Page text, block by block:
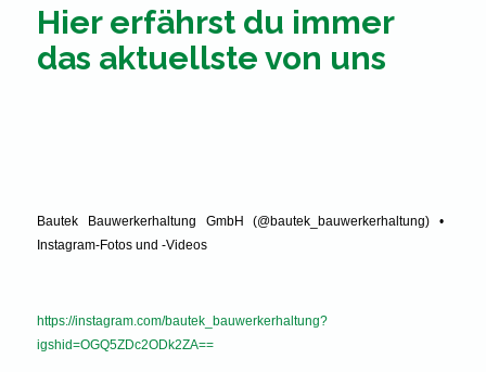
Hier erfährst du immer
das aktuellste von uns
Bautek Bauwerkerhaltung GmbH (@bautek_bauwerkerhaltung) •
Instagram-Fotos und -Videos
https://instagram.com/bautek_bauwerkerhaltung?
igshid=OGQ5ZDc2ODk2ZA==